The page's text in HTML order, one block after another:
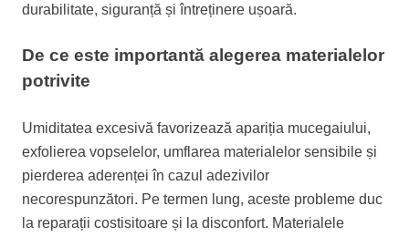
durabilitate, siguranță și întreținere ușoară.
De ce este importantă alegerea materialelor
potrivite
Umiditatea excesivă favorizează apariția mucegaiului,
exfolierea vopselelor, umflarea materialelor sensibile și
pierderea aderenței în cazul adezivilor
necorespunzători. Pe termen lung, aceste probleme duc
la reparații costisitoare și la disconfort. Materialele